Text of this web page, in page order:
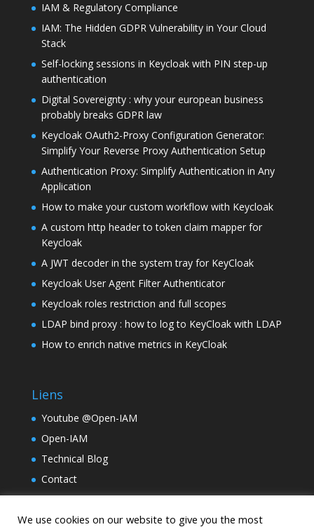
IAM & Regulatory Compliance
IAM: The Hidden GDPR Vulnerability in Your Cloud
Stack
Self-locking sessions in Keycloak with PIN step-up
authentication
Digital Sovereignty : why your european business
probably breaks GDPR law
Keycloak OAuth2-Proxy Configuration Generator:
Simplify Your Reverse Proxy Authentication Setup
Authentication Proxy: Simplify Authentication in Any
Application
How to make your custom workflow with Keycloak
A custom http header to token claim mapper for
Keycloak
A JWT decoder in the system tray for KeyCloak
Keycloak User Agent Filter Authenticator
Keycloak roles restriction and full scopes
LDAP bind proxy : how to log to KeyCloak with LDAP
How to enrich native metrics in KeyCloak
Liens
Youtube @Open-IAM
Open-IAM
Technical Blog
Contact
TinyLM
Holding Samarcande
We use cookies on our website to give you the most